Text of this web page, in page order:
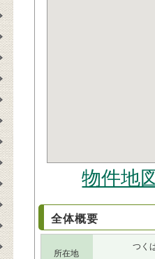
物件地
全体概要
所在地
つく